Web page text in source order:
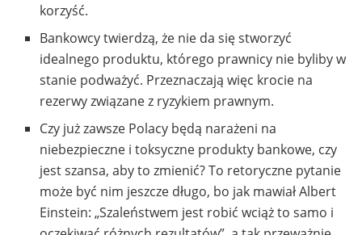
korzyść.
Bankowcy twierdzą, że nie da się stworzyć
idealnego produktu, którego prawnicy nie byliby w
stanie podważyć. Przeznaczają więc krocie na
rezerwy związane z ryzykiem prawnym.
Czy już zawsze Polacy będą narażeni na
niebezpieczne i toksyczne produkty bankowe, czy
jest szansa, aby to zmienić? To retoryczne pytanie
może być nim jeszcze długo, bo jak mawiał Albert
Einstein: „Szaleństwem jest robić wciąż to samo i